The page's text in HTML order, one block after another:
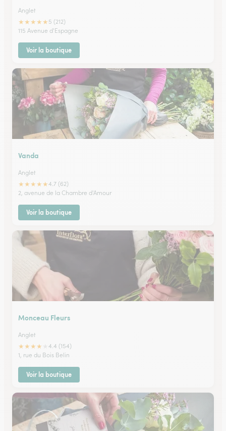
Anglet
★★★★★ 5 (212)
115 Avenue d'Espagne
Voir la boutique
Vanda
Anglet
★★★★★4.7 (62)
2, avenue de la Chambre d'Amour
Voir la boutique
Monceau Fleurs
Anglet
★★★★
4.4 (154)
1, rue du Bois Belin
Voir la boutique